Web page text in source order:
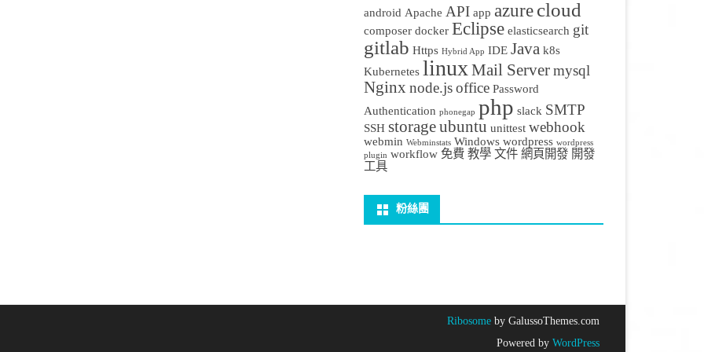
android Apache API app azurecloud
composer docker Eclipse elasticsearch git
gitlab Https Hybrid App IDE Java k8s
Kubernetes linuxMail Server mysql
Nginx node.js office Password
Authentication phonegap php slack SMTP
SSH storageubuntu unittest webhook
webmin Webminstats Windows wordpress wordpress
plugin workflow 免費 教學 文件 網頁開發 開發
工具
粉絲團
Ribosome by GalussoThemes.com
Powered by WordPress